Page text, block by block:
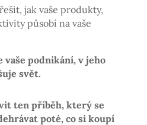
jak vaše produkty,
působí na vaše
vaše podnikání, v jeho
svět.
ten příběh, který se
poté, co si koupí